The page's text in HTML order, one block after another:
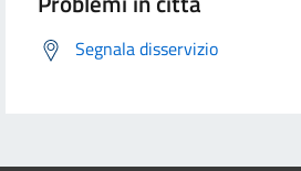
Segnala disservizio